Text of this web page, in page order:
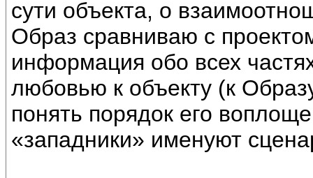
сути объекта, о
Образ сравниваю с
информация обо всех
любовью к объекту (к
понять порядок его
«западники» именуют